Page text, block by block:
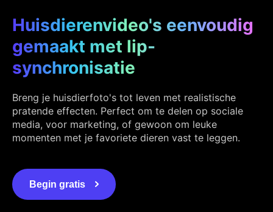
Huisdierenvideo's eenvoudig
gemaakt met lip-
synchronisatie
Breng je huisdierfoto's tot leven met realistische
pratende effecten. Perfect om te delen op sociale
media, voor marketing, of gewoon om leuke
momenten met je favoriete dieren vast te leggen.
Begin gratis